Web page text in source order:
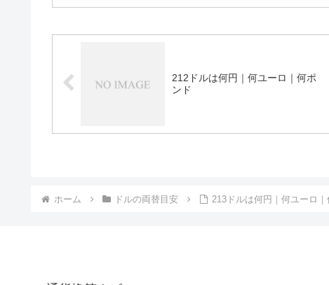
212ドルは何円｜何ユーロ｜何ポ
ンド
ホーム ドルの両替目安 213ドルは何円｜何ユーロ｜